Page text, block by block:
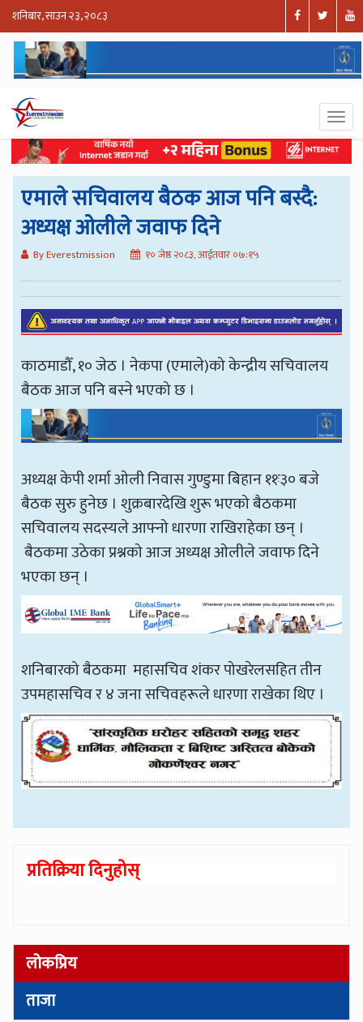
शनिबार, साउन २३, २०८३
एमाले सचिवालय बैठक आज पनि बस्दै:
अध्यक्ष ओलीले जवाफ दिने
By Everestmission १० जेष्ठ २०८३, आईतवार ०७:१५
काठमाडौँ, १० जेठ । नेकपा (एमाले)को केन्द्रीय सचिवालय
बैठक आज पनि बस्ने भएको छ ।
अध्यक्ष केपी शर्मा ओली निवास गुण्डुमा बिहान ११ः३० बजे
बैठक सुरु हुनेछ । शुक्रबारदेखि शुरू भएको बैठकमा
सचिवालय सदस्यले आफ्नो धारणा राखिराहेका छन् ।
बैठकमा उठेका प्रश्नको आज अध्यक्ष ओलीले जवाफ दिने
भएका छन् ।
शनिबारको बैठकमा महासचिव शंकर पोखरेलसहित तीन
उपमहासचिव र ४ जना सचिवहरूले धारणा राखेका थिए ।
प्रतिक्रिया दिनुहोस्
लोकप्रिय
ताजा